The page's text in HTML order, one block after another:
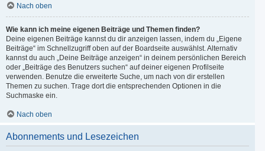
Nach oben
Wie kann ich meine eigenen Beiträge und Themen finden?
Deine eigenen Beiträge kannst du dir anzeigen lassen, indem du „Eigene
Beiträge“ im Schnellzugriff oben auf der Boardseite auswählst. Alternativ
kannst du auch „Deine Beiträge anzeigen“ in deinem persönlichen Bereich
oder „Beiträge des Benutzers suchen“ auf deiner eigenen Profilseite
verwenden. Benutze die erweiterte Suche, um nach von dir erstellen
Themen zu suchen. Trage dort die entsprechenden Optionen in die
Suchmaske ein.
Nach oben
Abonnements und Lesezeichen